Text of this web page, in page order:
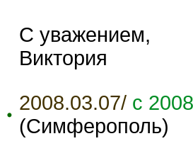
С уважением,
Виктория
2008.03.07/ с
(Симферополь)